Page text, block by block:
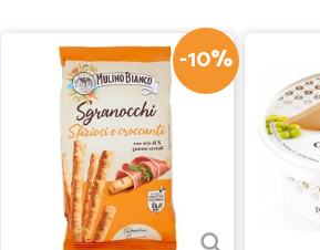
07/
ora…
acquisterò sempre. ottima la consegna e l'imballo
contatto costante con le mail su dove si trova la
pagamento con paypal che invece sarebbe molto
il bonifico. per il resto tutto ottimo
-10%